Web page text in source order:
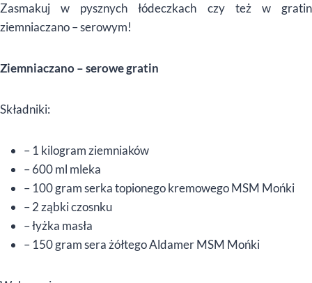
Zasmakuj w pysznych łódeczkach czy też w gratin
ziemniaczano – serowym!
Ziemniaczano – serowe gratin
Składniki:
– 1 kilogram ziemniaków
– 600 ml mleka
– 100 gram serka topionego kremowego MSM Mońki
– 2 ząbki czosnku
– łyżka masła
– 150 gram sera żółtego Aldamer MSM Mońki